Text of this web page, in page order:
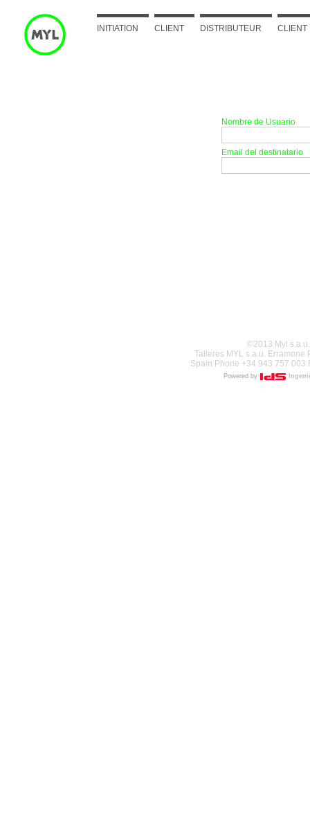
INITIATION CLIENT DISTRIBUTEUR CLIENT
Nombre de Usuario
Email del destinatario
©2013 Myl
Talleres MYL s.a.u.
Spain Phone +34 943 757 003
Powered by